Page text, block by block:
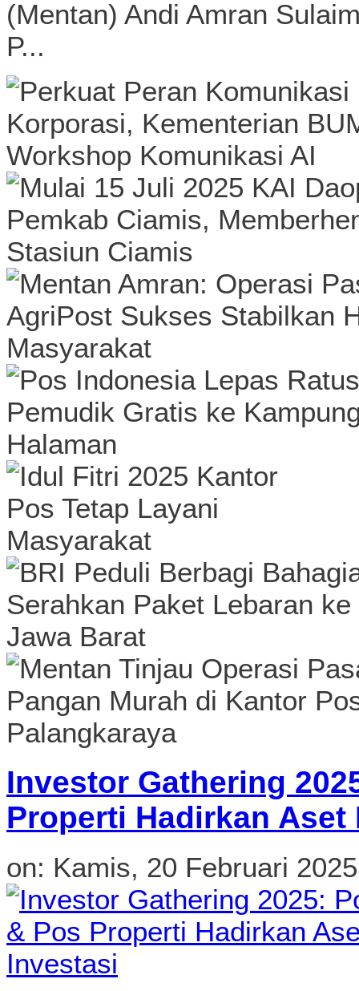
(Mentan) Andi Amran
P...
Investor Gathering
Properti Hadirkan
on: Kamis, 20 Februari 2025